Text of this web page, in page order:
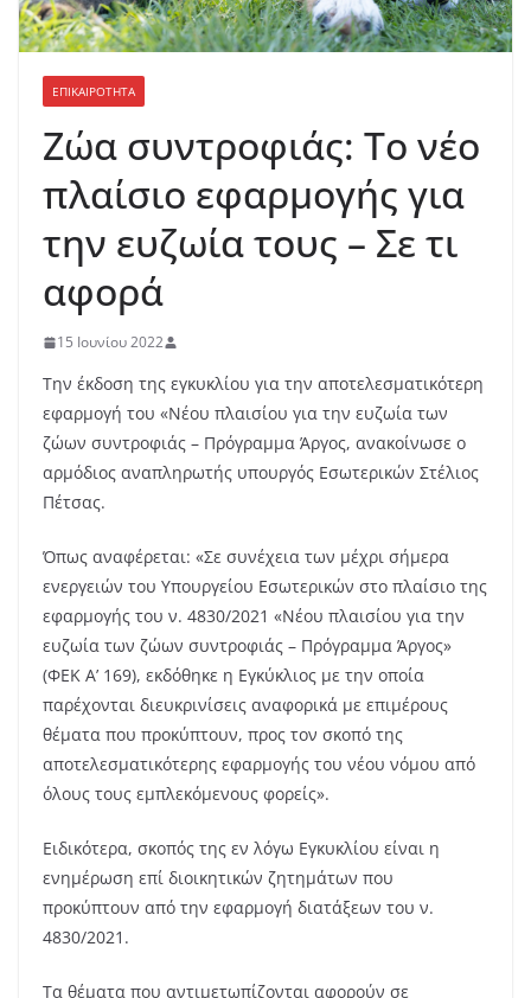
ΕΠΙΚΑΙΡΟΤΗΤΑ
Ζώα συντροφιάς: Το νέο
πλαίσιο εφαρμογής για
την ευζωία τους – Σε τι
αφορά
15 Ιουνίου 2022
Την έκδοση της εγκυκλίου για την αποτελεσματικότερη
εφαρμογή του «Νέου πλαισίου για την ευζωία των
ζώων συντροφιάς – Πρόγραμμα Άργος, ανακοίνωσε ο
αρμόδιος αναπληρωτής υπουργός Εσωτερικών Στέλιος
Πέτσας.
Όπως αναφέρεται: «Σε συνέχεια των μέχρι σήμερα
ενεργειών του Υπουργείου Εσωτερικών στο πλαίσιο της
εφαρμογής του ν. 4830/2021 «Νέου πλαισίου για την
ευζωία των ζώων συντροφιάς – Πρόγραμμα Άργος»
(ΦΕΚ Α’ 169), εκδόθηκε η Εγκύκλιος με την οποία
παρέχονται διευκρινίσεις αναφορικά με επιμέρους
θέματα που προκύπτουν, προς τον σκοπό της
αποτελεσματικότερης εφαρμογής του νέου νόμου από
όλους τους εμπλεκόμενους φορείς».
Ειδικότερα, σκοπός της εν λόγω Εγκυκλίου είναι η
ενημέρωση επί διοικητικών ζητημάτων που
προκύπτουν από την εφαρμογή διατάξεων του ν.
4830/2021.
Τα θέματα που αντιμετωπίζονται αφορούν σε